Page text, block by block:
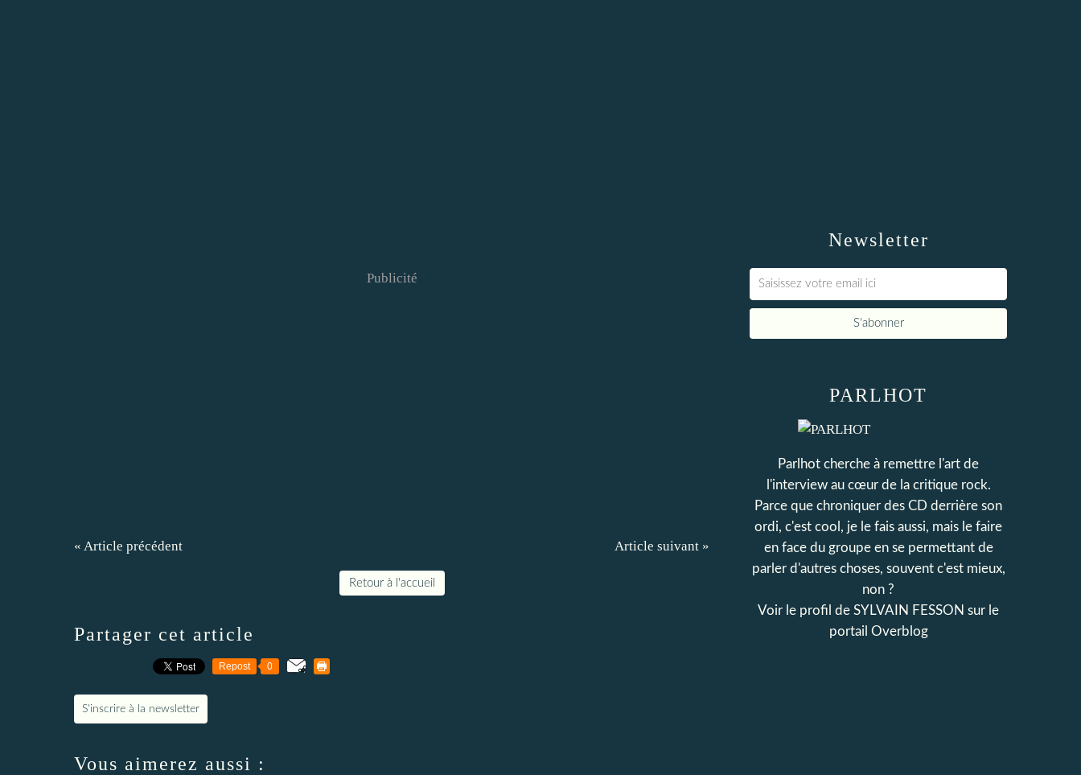
Publicité
« Article précédent Article suivant »
Retour à l'accueil
Partager cet article
Repost 0
S'inscrire à la newsletter
Vous aimerez aussi :
Newsletter
PARLHOT
Parlhot cherche à remettre l'art de
l'interview au cœur de la critique rock.
Parce que chroniquer des CD derrière son
ordi, c'est cool, je le fais aussi, mais le faire
en face du groupe en se permettant de
parler d'autres choses, souvent c'est mieux,
non ?
Voir le profil de SYLVAIN FESSON sur le
portail Overblog